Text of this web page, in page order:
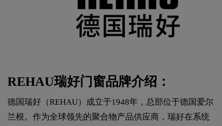
REHAU瑞好门窗品牌介绍：
德国瑞好（REHAU）成立于1948年，总部位于德国爱尔
兰根。作为全球领先的聚合物产品供应商，瑞好在系统